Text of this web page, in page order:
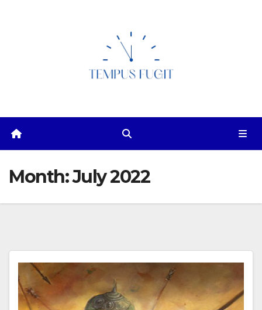
Month:July 2022